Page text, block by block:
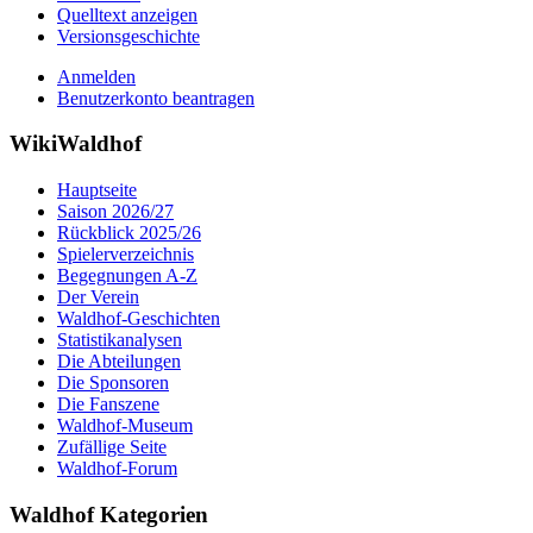
Quelltext anzeigen
Versionsgeschichte
Anmelden
Benutzerkonto beantragen
WikiWaldhof
Hauptseite
Saison 2026/27
Rückblick 2025/26
Spielerverzeichnis
Begegnungen A-Z
Der Verein
Waldhof-Geschichten
Statistikanalysen
Die Abteilungen
Die Sponsoren
Die Fanszene
Waldhof-Museum
Zufällige Seite
Waldhof-Forum
Waldhof Kategorien